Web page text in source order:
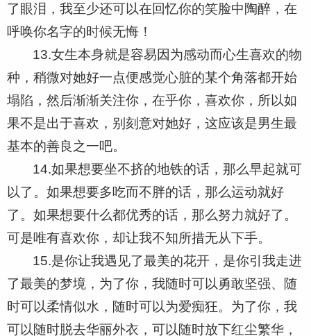
了眼泪，我至少还可以在回忆你的笑脸中陶醉，在
呼唤你名字的时候无悔！
13.女生本身就是容易因为感动而心生喜欢的物
种，稍微对她好一点便感觉心脏的某个角落都开始
塌陷，然后渐渐关注你，在乎你，喜欢你，所以如
果不是出于喜欢，别刻意对她好，这应该是男生最
基本的善良之一吧。
14.如果想要坐不挤的地铁的话，那么早起就可
以了。如果想要多吃而不胖的话，那么运动就好
了。如果想要什么都优秀的话，那么努力就好了。
可是唯有喜欢你，却让我不知所措无从下手。
15.是你让我遇见了最美的花开，是你引我走进
了最美的梦境，为了你，我随时可以勇敢坚强、随
时可以柔情似水，随时可以为爱痴狂。为了你，我
可以随时脱去华丽外衣，可以随时放下红尘繁华，